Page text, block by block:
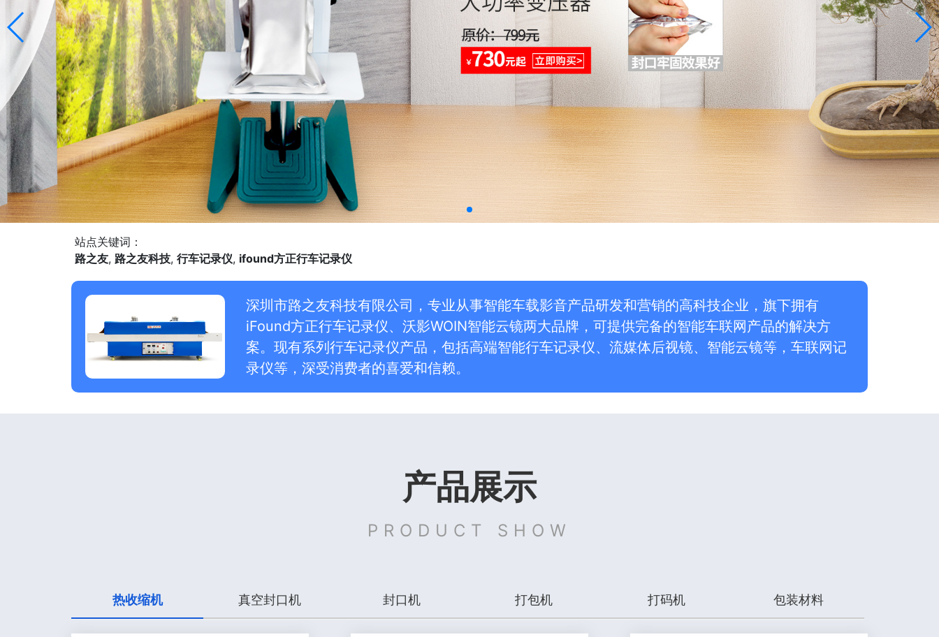
站点关键词：
路之友, 路之友科技, 行车记录仪, ifound方正行车记录仪
深圳市路之友科技有限公司，专业从事智能车载影音产品研发和营销的高科技企业，旗下拥有
iFound方正行车记录仪、沃影WOIN智能云镜两大品牌，可提供完备的智能车联网产品的解决方
案。现有系列行车记录仪产品，包括高端智能行车记录仪、流媒体后视镜、智能云镜等，车联网记
录仪等，深受消费者的喜爱和信赖。
产品展示
PRODUCT SHOW
热收缩机 真空封口机 封口机 打包机 打码机 包装材料